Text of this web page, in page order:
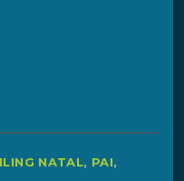
NATAL, PAI,